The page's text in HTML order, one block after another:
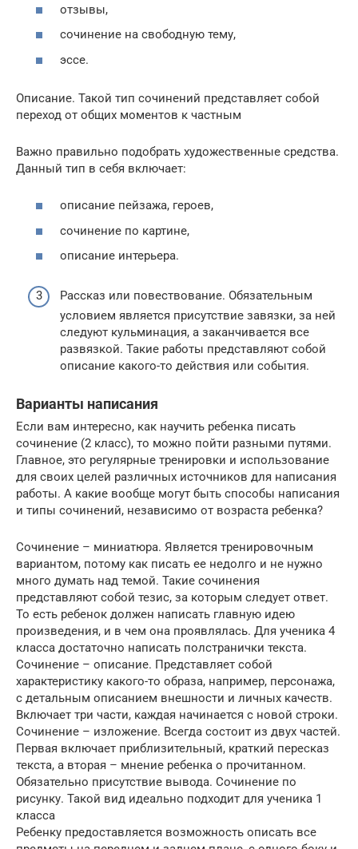
отзывы,
сочинение на свободную тему,
эссе.
Описание. Такой тип сочинений представляет собой
переход от общих моментов к частным
Важно правильно подобрать художественные средства.
Данный тип в себя включает:
описание пейзажа, героев,
сочинение по картине,
описание интерьера.
Рассказ или повествование. Обязательным
условием является присутствие завязки, за ней
следуют кульминация, а заканчивается все
развязкой. Такие работы представляют собой
описание какого-то действия или события.
Варианты написания
Если вам интересно, как научить ребенка писать
сочинение (2 класс), то можно пойти разными путями.
Главное, это регулярные тренировки и использование
для своих целей различных источников для написания
работы. А какие вообще могут быть способы написания
и типы сочинений, независимо от возраста ребенка?
Сочинение – миниатюра. Является тренировочным
вариантом, потому как писать ее недолго и не нужно
много думать над темой. Такие сочинения
представляют собой тезис, за которым следует ответ.
То есть ребенок должен написать главную идею
произведения, и в чем она проявлялась. Для ученика 4
класса достаточно написать полстранички текста.
Сочинение – описание. Представляет собой
характеристику какого-то образа, например, персонажа,
с детальным описанием внешности и личных качеств.
Включает три части, каждая начинается с новой строки.
Сочинение – изложение. Всегда состоит из двух частей.
Первая включает приблизительный, краткий пересказ
текста, а вторая – мнение ребенка о прочитанном.
Обязательно присутствие вывода. Сочинение по
рисунку. Такой вид идеально подходит для ученика 1
класса
Ребенку предоставляется возможность описать все